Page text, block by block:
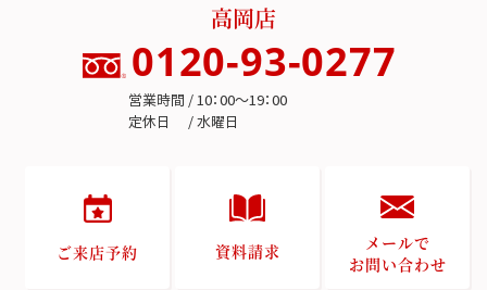
高岡店
0120-93-0277
営業時間 / 10：00～19：00
定休日 / 水曜日
ご来店予約 資料請求
メールで
お問い合わせ